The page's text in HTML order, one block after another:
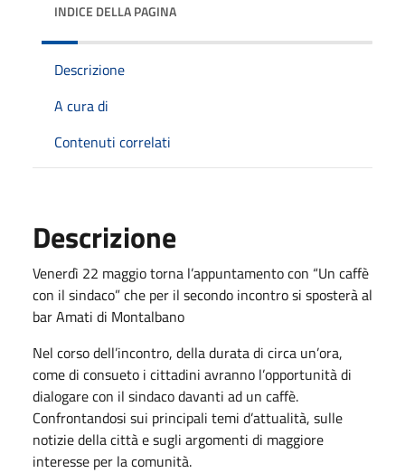
INDICE DELLA PAGINA
Descrizione
A cura di
Contenuti correlati
Descrizione
Venerdì 22 maggio torna l’appuntamento con “Un caffè
con il sindaco” che per il secondo incontro si sposterà al
bar Amati di Montalbano
Nel corso dell’incontro, della durata di circa un’ora,
come di consueto i cittadini avranno l’opportunità di
dialogare con il sindaco davanti ad un caffè.
Confrontandosi sui principali temi d’attualità, sulle
notizie della città e sugli argomenti di maggiore
interesse per la comunità.